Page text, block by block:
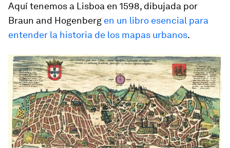
Aquí tenemos a Lisboa en 1598, dibujada por
Braun and Hogenberg en un libro esencial para
entender la historia de los mapas urbanos.